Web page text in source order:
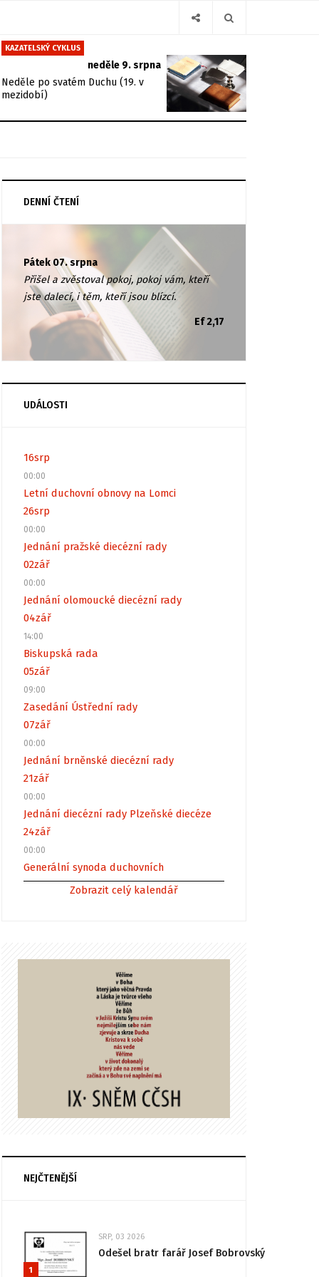
KAZATELSKÝ CYKLUS
neděle 9. srpna
Neděle po svatém Duchu (19. v
mezidobí)
DENNÍ ČTENÍ
Pátek 07. srpna
Přišel a zvěstoval pokoj, pokoj vám, kteří
jste dalecí, i těm, kteří jsou blízcí.
Ef 2,17
UDÁLOSTI
16srp
00:00
Letní duchovní obnovy na Lomci
26srp
00:00
Jednání pražské diecézní rady
02zář
00:00
Jednání olomoucké diecézní rady
04zář
14:00
Biskupská rada
05zář
09:00
Zasedání Ústřední rady
07zář
00:00
Jednání brněnské diecézní rady
21zář
00:00
Jednání diecézní rady Plzeňské diecéze
24zář
00:00
Generální synoda duchovních
Zobrazit celý kalendář
NEJČTENĚJŠÍ
1
SRP, 03 2026
Odešel bratr farář Josef Bobrovský